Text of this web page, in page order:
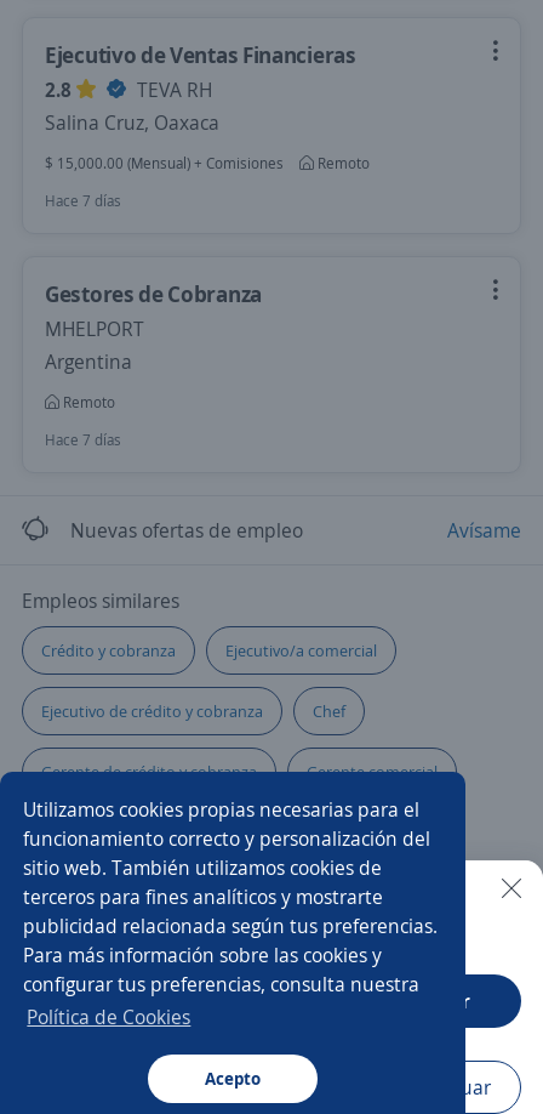
Utilizamos cookies propias necesarias para el
funcionamiento correcto y personalización del
sitio web. También utilizamos cookies de
terceros para fines analíticos y mostrarte
publicidad relacionada según tus preferencias.
Para más información sobre las cookies y
configurar tus preferencias, consulta nuestra
Política de Cookies
Acepto
Ejecutivo de Ventas Financieras
2.8
TEVA RH
Salina Cruz, Oaxaca
$ 15,000.00 (Mensual) + Comisiones
Remoto
Hace 7 días
Gestores de Cobranza
MHELPORT
Argentina
Remoto
Hace 7 días
Nuevas ofertas de empleo Avísame
Empleos similares
Crédito y cobranza Ejecutivo/a comercial
Ejecutivo de crédito y cobranza Chef
Gerente de crédito y cobranza Gerente comercial
Ejecutivo de Cobranza Cajero banco
Gestor domiciliario Cobranza domiciliaria
Abogado/a de cobranza Gerente de cobranza y crédito
Cajero bancario
Ejecutivo/a de ventas
Buscar es más fácil en la app
CT App Abrir
Navegador Continuar